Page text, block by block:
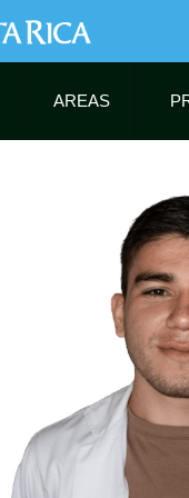
AREAS